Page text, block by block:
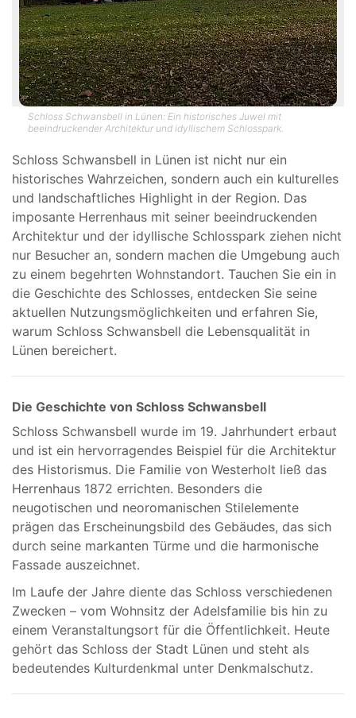
Schloss Schwansbell in Lünen: Ein historisches Juwel mit
beeindruckender Architektur und idyllischem Schlosspark.
Schloss Schwansbell in Lünen ist nicht nur ein
historisches Wahrzeichen, sondern auch ein kulturelles
und landschaftliches Highlight in der Region. Das
imposante Herrenhaus mit seiner beeindruckenden
Architektur und der idyllische Schlosspark ziehen nicht
nur Besucher an, sondern machen die Umgebung auch
zu einem begehrten Wohnstandort. Tauchen Sie ein in
die Geschichte des Schlosses, entdecken Sie seine
aktuellen Nutzungsmöglichkeiten und erfahren Sie,
warum Schloss Schwansbell die Lebensqualität in
Lünen bereichert.
Die Geschichte von Schloss Schwansbell
Schloss Schwansbell wurde im 19. Jahrhundert erbaut
und ist ein hervorragendes Beispiel für die Architektur
des Historismus. Die Familie von Westerholt ließ das
Herrenhaus 1872 errichten. Besonders die
neugotischen und neoromanischen Stilelemente
prägen das Erscheinungsbild des Gebäudes, das sich
durch seine markanten Türme und die harmonische
Fassade auszeichnet.
Im Laufe der Jahre diente das Schloss verschiedenen
Zwecken – vom Wohnsitz der Adelsfamilie bis hin zu
einem Veranstaltungsort für die Öffentlichkeit. Heute
gehört das Schloss der Stadt Lünen und steht als
bedeutendes Kulturdenkmal unter Denkmalschutz.